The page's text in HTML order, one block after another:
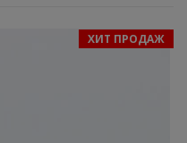
ХИТ ПРОДАЖ